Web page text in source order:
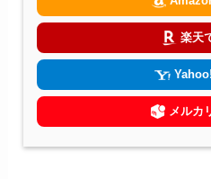
楽天
メルカ